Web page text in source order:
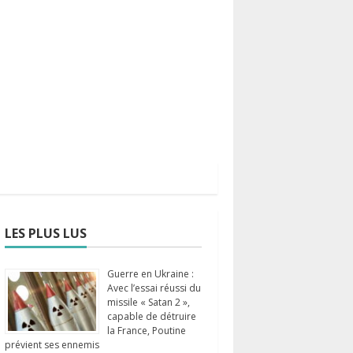
LES PLUS LUS
Guerre en Ukraine :
Avec l’essai réussi du
missile « Satan 2 »,
capable de détruire
la France, Poutine
prévient ses ennemis